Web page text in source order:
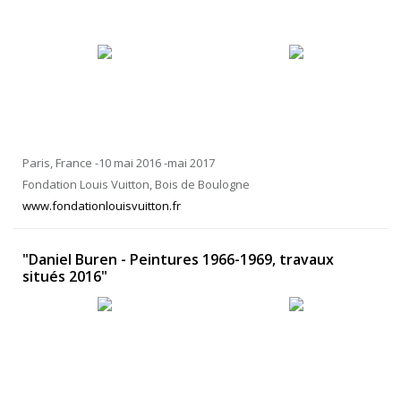
Paris, France -10 mai 2016 -mai 2017
Fondation Louis Vuitton, Bois de Boulogne
www.fondationlouisvuitton.fr
"Daniel Buren - Peintures 1966-1969, travaux
situés 2016"